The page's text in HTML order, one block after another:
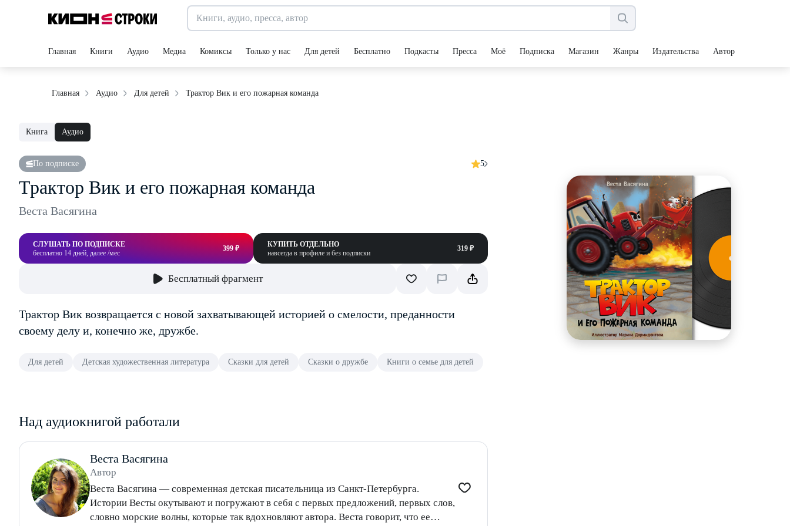
Главная Книги Аудио Медиа Комиксы Только у нас Для детей Бесплатно Подкасты Пресса Моё Подписка Магазин Жанры Издательства Авторы
Главная Аудио Для детей Трактор Вик и его пожарная команда
Книга Аудио
По подписке 5
Трактор Вик и его пожарная команда
Веста Васягина
СЛУШАТЬ ПО ПОДПИСКЕ
бесплатно 14 дней, далее /мес
399 ₽
КУПИТЬ ОТДЕЛЬНО
навсегда в профиле и без подписки
319 ₽
Бесплатный фрагмент
Трактор Вик возвращается с новой захватывающей историей о смелости, преданности
своему делу и, конечно же, дружбе.
Для детей Детская художественная литература Сказки для детей Сказки о дружбе Книги о семье для детей
Над аудиокнигой работали
Веста Васягина
Автор
Веста Васягина — современная детская писательница из Санкт-Петербурга.
Истории Весты окутывают и погружают в себя с первых предложений, первых слов,
словно морские волны, которые так вдохновляют автора. Веста говорит, что ее